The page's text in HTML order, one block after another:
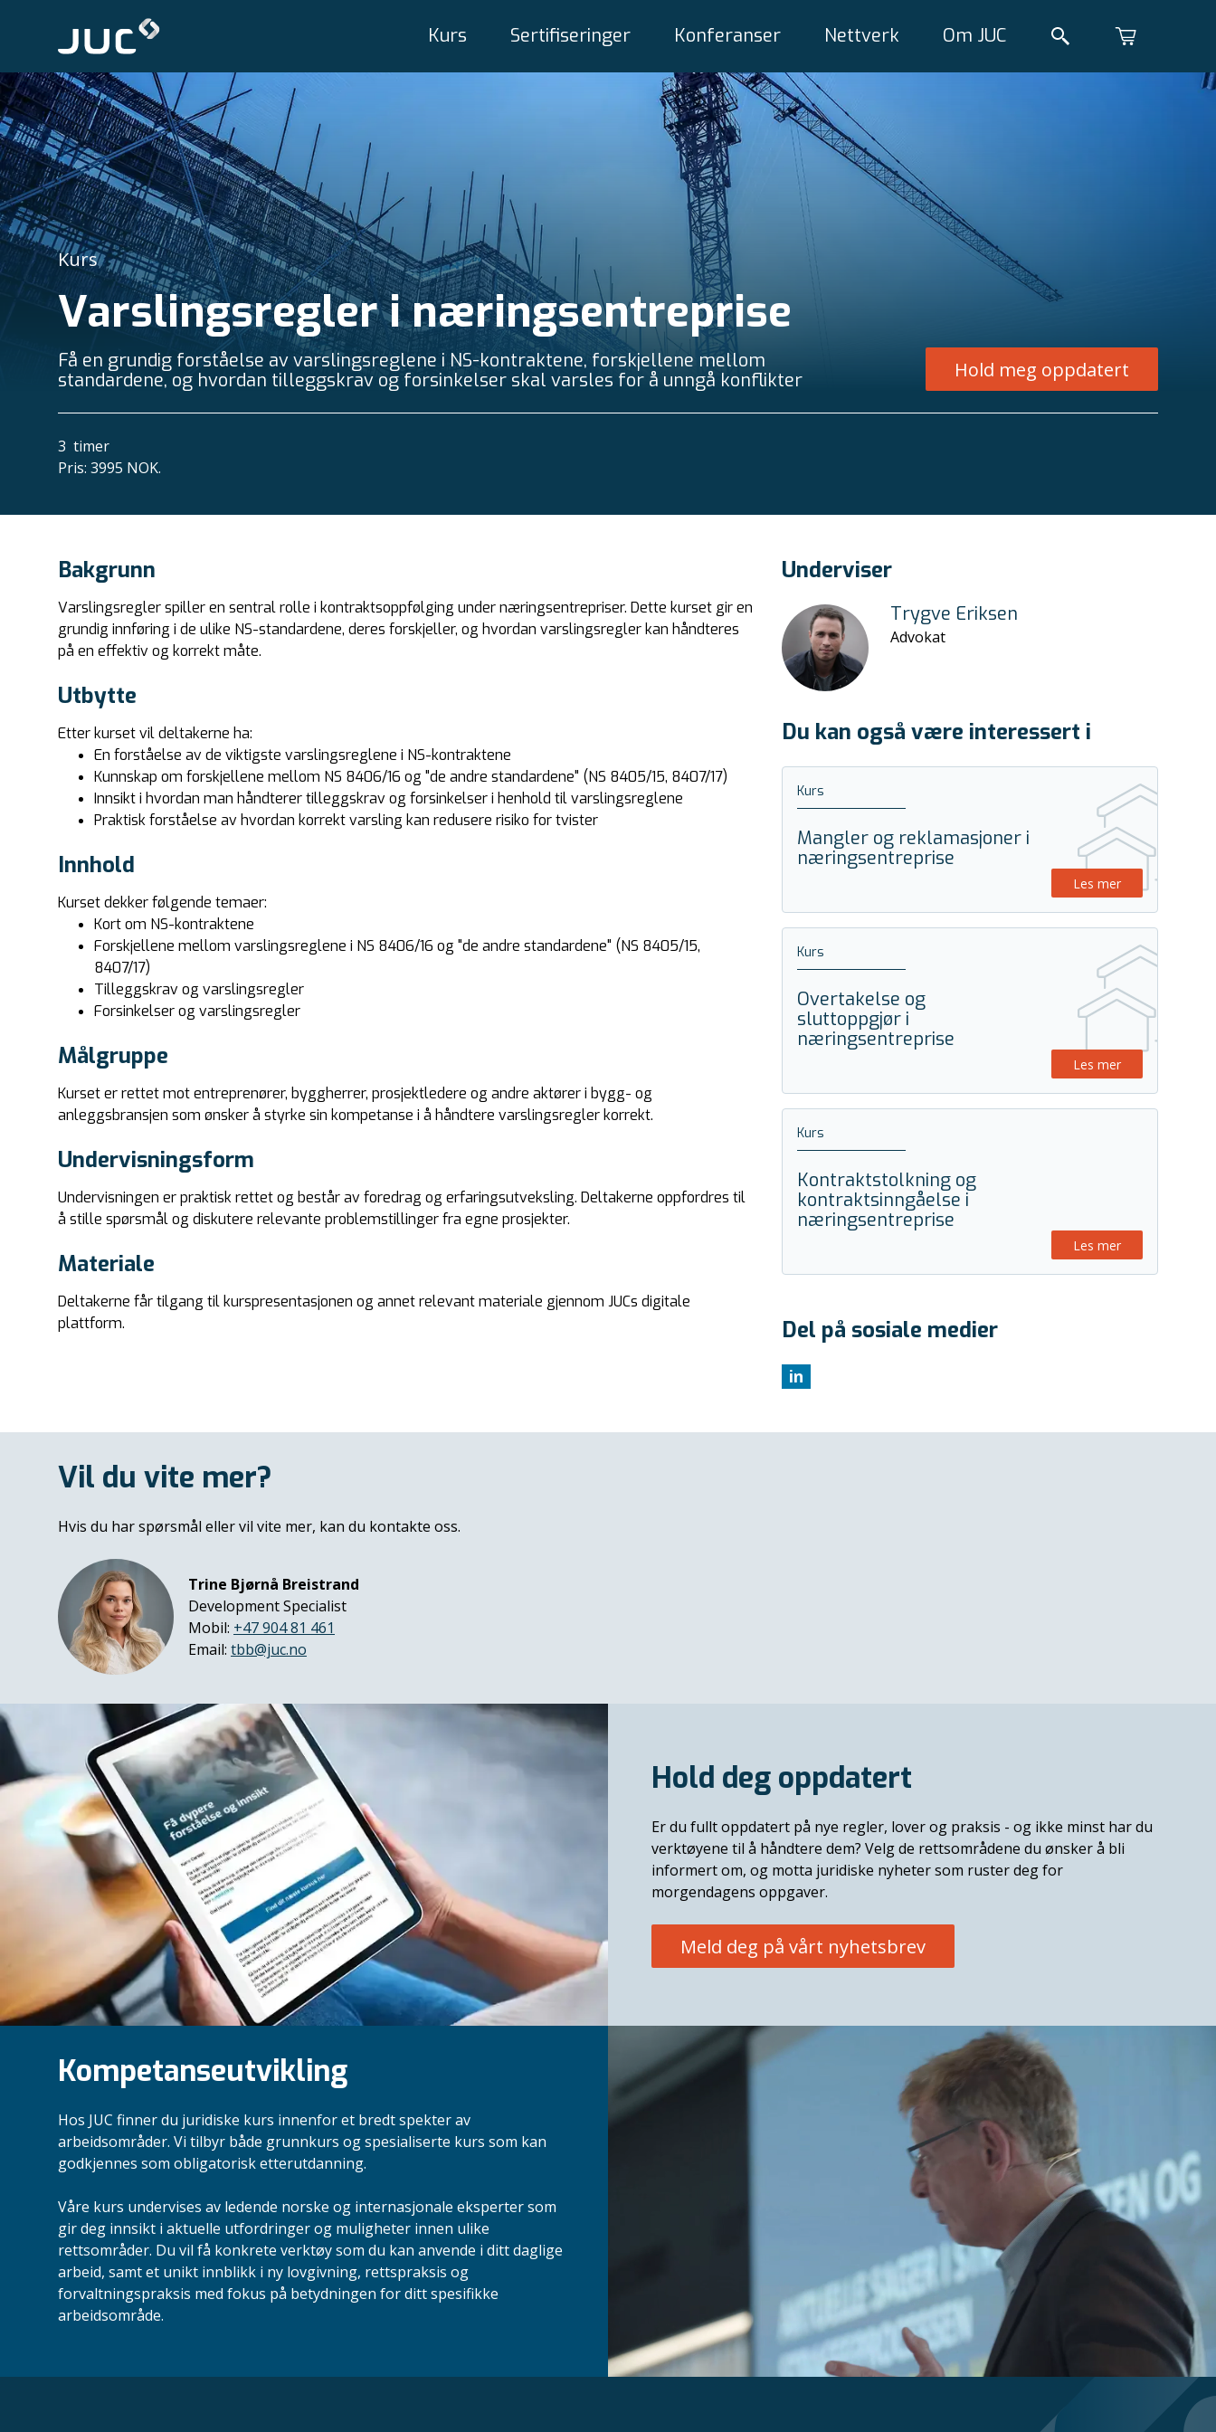
Kurs Sertifiseringer Konferanser Nettverk Om JUC
Kurs
Varslingsregler i næringsentreprise
Få en grundig forståelse av varslingsreglene i NS-kontraktene, forskjellene mellom
standardene, og hvordan tilleggskrav og forsinkelser skal varsles for å unngå konflikter
Hold meg oppdatert
3 timer
Pris: 3995 NOK.
Underviser
Trygve Eriksen
Advokat
Du kan også være interessert i
Kurs
Mangler og reklamasjoner i
næringsentreprise
Les mer
Kurs
Overtakelse og
sluttoppgjør i
næringsentreprise
Les mer
Kurs
Kontraktstolkning og
kontraktsinngåelse i
næringsentreprise
Les mer
Del på sosiale medier
in
Bakgrunn
Varslingsregler spiller en sentral rolle i kontraktsoppfølging under næringsentrepriser. Dette kurset gir en
grundig innføring i de ulike NS-standardene, deres forskjeller, og hvordan varslingsregler kan håndteres
på en effektiv og korrekt måte.
Utbytte
Etter kurset vil deltakerne ha:
En forståelse av de viktigste varslingsreglene i NS-kontraktene
Kunnskap om forskjellene mellom NS 8406/16 og "de andre standardene" (NS 8405/15, 8407/17)
Innsikt i hvordan man håndterer tilleggskrav og forsinkelser i henhold til varslingsreglene
Praktisk forståelse av hvordan korrekt varsling kan redusere risiko for tvister
Innhold
Kurset dekker følgende temaer:
Kort om NS-kontraktene
Forskjellene mellom varslingsreglene i NS 8406/16 og "de andre standardene" (NS 8405/15,
8407/17)
Tilleggskrav og varslingsregler
Forsinkelser og varslingsregler
Målgruppe
Kurset er rettet mot entreprenører, byggherrer, prosjektledere og andre aktører i bygg- og
anleggsbransjen som ønsker å styrke sin kompetanse i å håndtere varslingsregler korrekt.
Undervisningsform
Undervisningen er praktisk rettet og består av foredrag og erfaringsutveksling. Deltakerne oppfordres til
å stille spørsmål og diskutere relevante problemstillinger fra egne prosjekter.
Materiale
Deltakerne får tilgang til kurspresentasjonen og annet relevant materiale gjennom JUCs digitale
plattform.
Vil du vite mer?
Hvis du har spørsmål eller vil vite mer, kan du kontakte oss.
Trine Bjørnå Breistrand
Development Specialist
Mobil: +47 904 81 461
Email: tbb@juc.no
Hold deg oppdatert
Er du fullt oppdatert på nye regler, lover og praksis - og ikke minst har du
verktøyene til å håndtere dem? Velg de rettsområdene du ønsker å bli
informert om, og motta juridiske nyheter som ruster deg for
morgendagens oppgaver.
Meld deg på vårt nyhetsbrev
Kompetanseutvikling
Hos JUC finner du juridiske kurs innenfor et bredt spekter av
arbeidsområder. Vi tilbyr både grunnkurs og spesialiserte kurs som kan
godkjennes som obligatorisk etterutdanning.
Våre kurs undervises av ledende norske og internasjonale eksperter som
gir deg innsikt i aktuelle utfordringer og muligheter innen ulike
rettsområder. Du vil få konkrete verktøy som du kan anvende i ditt daglige
arbeid, samt et unikt innblikk i ny lovgivning, rettspraksis og
forvaltningspraksis med fokus på betydningen for ditt spesifikke
arbeidsområde.